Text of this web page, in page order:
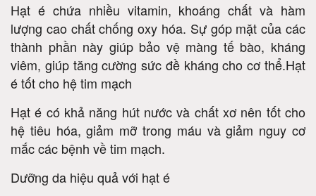
Hạt é chứa nhiều vitamin, khoáng chất và hàm
lượng cao chất chống oxy hóa. Sự góp mặt của các
thành phần này giúp bảo vệ màng tế bào, kháng
viêm, giúp tăng cường sức đề kháng cho cơ thể.Hạt
é tốt cho hệ tim mạch
Hạt é có khả năng hút nước và chất xơ nên tốt cho
hệ tiêu hóa, giảm mỡ trong máu và giảm nguy cơ
mắc các bệnh về tim mạch.
Dưỡng da hiệu quả với hạt é